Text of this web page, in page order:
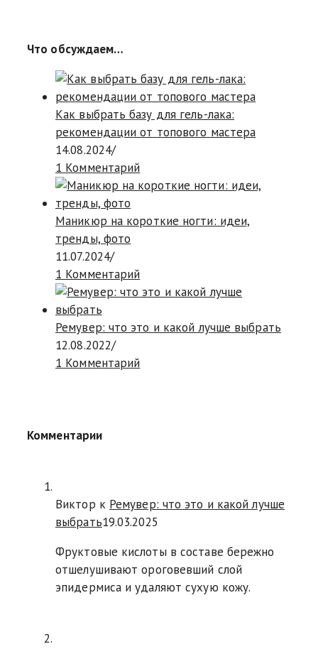
Что обсуждаем…
Как выбрать базу для гель-лака:
рекомендации от топового мастера
14.08.2024/
1 Комментарий
Маникюр на короткие ногти: идеи,
тренды, фото
11.07.2024/
1 Комментарий
Ремувер: что это и какой лучше выбрать
12.08.2022/
1 Комментарий
Комментарии
Виктор к Ремувер: что это и какой лучше
выбрать19.03.2025
Фруктовые кислоты в составе бережно
отшелушивают ороговевший слой
эпидермиса и удаляют сухую кожу.